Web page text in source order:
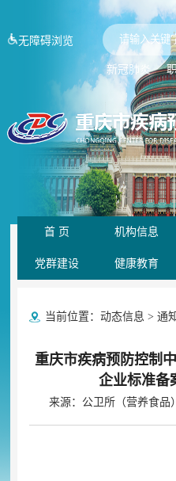
无障碍浏览
新冠肺炎
首 页 机构信息
党群建设 健康教育
当前位置： 动态信息 > 通
重庆市疾病预防控制
企业标准备
来源：公卫所（营养食